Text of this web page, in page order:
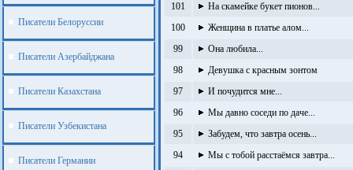
Писатели Белоруссии
Писатели Азербайджана
Писатели Казахстана
Писатели Узбекистана
Писатели Германии
101
На скамейке букет пионов...
100
Женщина в платье алом...
99
Она любила...
98
Девушка с красным зонтом
97
И почудится мне...
96
Мы давно соседи по даче...
95
Забудем, что завтра осень...
94
Мы с тобой расстаёмся завтра...